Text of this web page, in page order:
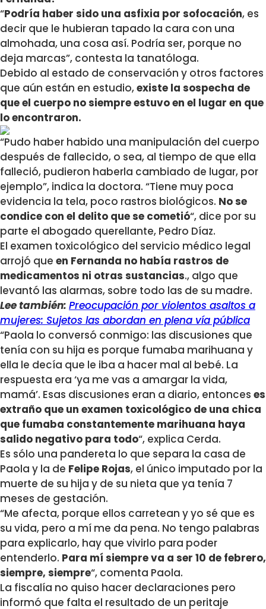
“Podría haber sido una asfixia por sofocación, es
decir que le hubieran tapado la cara con una
almohada, una cosa así. Podría ser, porque no
deja marcas”, contesta la tanatóloga.
Debido al estado de conservación y otros factores
que aún están en estudio,existe la sospecha de
que el cuerpo no siempre estuvo en el lugar en que
lo encontraron.
“Pudo haber habido una manipulación del cuerpo
después de fallecido, o sea, al tiempo de que ella
falleció, pudieron haberla cambiado de lugar, por
ejemplo”, indica la doctora. “Tiene muy poca
evidencia la tela, poco rastros biológicos. No se
condice con el delito que se cometió“, dice por su
parte el abogado querellante, Pedro Díaz.
El examen toxicológico del servicio médico legal
arrojó que en Fernanda no había rastros de
medicamentos ni otras sustancias., algo que
levantó las alarmas, sobre todo las de su madre.
Lee también: Preocupación por violentos asaltos a
mujeres: Sujetos las abordan en plena vía pública
“Paola lo conversó conmigo: las discusiones que
tenía con su hija es porque fumaba marihuana y
ella le decía que le iba a hacer mal al bebé. La
respuesta era ‘ya me vas a amargar la vida,
mamá’. Esas discusiones eran a diario, entonces es
extraño que un examen toxicológico de una chica
que fumaba constantemente marihuana haya
salido negativo para todo“, explica Cerda.
Es sólo una pandereta lo que separa la casa de
Paola y la de Felipe Rojas, el único imputado por la
muerte de su hija y de su nieta que ya tenía 7
meses de gestación.
“Me afecta, porque ellos carretean y yo sé que es
su vida, pero a mí me da pena. No tengo palabras
para explicarlo, hay que vivirlo para poder
entenderlo. Para mí siempre va a ser 10 de febrero,
siempre, siempre“, comenta Paola.
La fiscalía no quiso hacer declaraciones pero
informó que falta el resultado de un peritaje